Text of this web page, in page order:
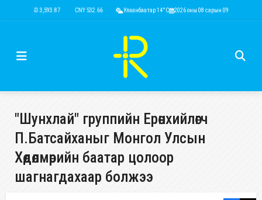
USD 3,593.87 CNY 532.66 RUB 43.77 EUR 4,141.04 KRW 2.53
Улаанбаатар 14°C 2026 оны 08 сарын 09
"Шунхлай" группийн Ерөнхийлөгч
П.Батсайханыг Монгол Улсын
Хөдөлмөрийн баатар цолоор
шагнагдахаар болжээ